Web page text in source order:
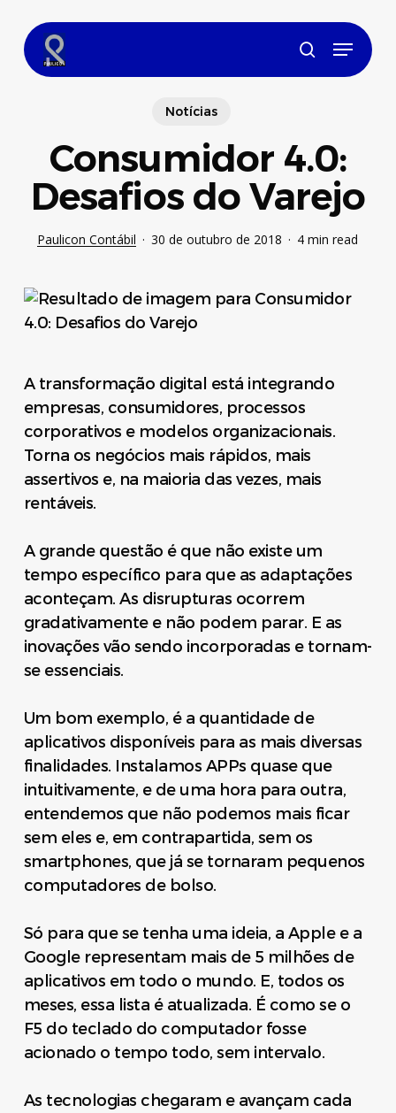
main
content
search
Menu
Notícias
Consumidor 4.0:
Desafios do Varejo
Paulicon Contábil 30 de outubro de 2018 4 min read
A transformação digital está integrando
empresas, consumidores, processos
corporativos e modelos organizacionais.
Torna os negócios mais rápidos, mais
assertivos e, na maioria das vezes, mais
rentáveis.
A grande questão é que não existe um
tempo específico para que as adaptações
aconteçam. As disrupturas ocorrem
gradativamente e não podem parar. E as
inovações vão sendo incorporadas e tornam-
se essenciais.
Um bom exemplo, é a quantidade de
aplicativos disponíveis para as mais diversas
finalidades. Instalamos APPs quase que
intuitivamente, e de uma hora para outra,
entendemos que não podemos mais ficar
sem eles e, em contrapartida, sem os
smartphones, que já se tornaram pequenos
computadores de bolso.
Só para que se tenha uma ideia, a Apple e a
Google representam mais de 5 milhões de
aplicativos em todo o mundo. E, todos os
meses, essa lista é atualizada. É como se o
F5 do teclado do computador fosse
acionado o tempo todo, sem intervalo.
As tecnologias chegaram e avançam cada